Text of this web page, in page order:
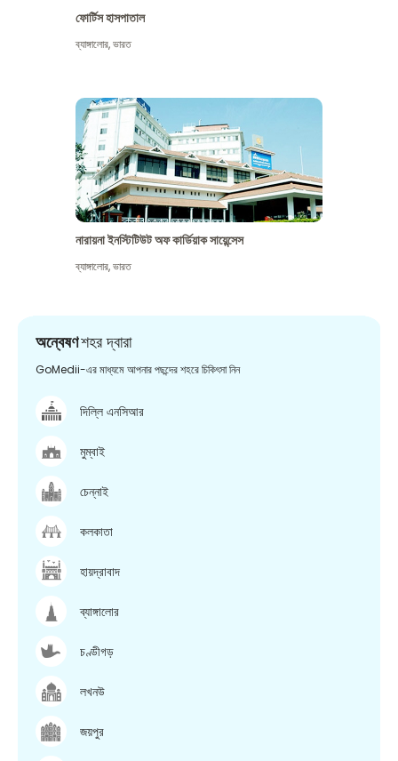
ফোর্টিস হাসপাতাল
ব্যাঙ্গালোর,ভারত
নারায়না ইনস্টিটিউট অফ কার্ডিয়াক সায়েন্সেস
ব্যাঙ্গালোর,ভারত
অন্বেষণশহর দ্বারা
GoMedii-এর মাধ্যমে আপনার পছন্দের শহরে চিকিৎসা নিন
দিল্লি এনসিআর
মুম্বাই
চেন্নাই
কলকাতা
হায়দ্রাবাদ
ব্যাঙ্গালোর
চণ্ডীগড়
লখনউ
জয়পুর